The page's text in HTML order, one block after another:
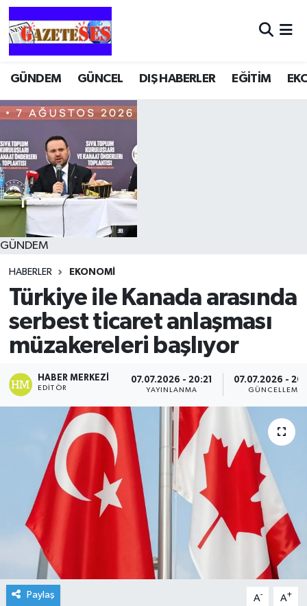
GÜNDEM GÜNCEL DIŞ HABERLER EĞİTİM
GÜNDEM
HABERLER EKONOMİ
Türkiye ile Kanada arasında
serbest ticaret anlaşması
müzakereleri başlıyor
HABER MERKEZI
EDITÖR
07.07.2026 - 20:21
YAYINLANMA
07.07.2026 -
GÜNCELLEME
Paylaş A- A+